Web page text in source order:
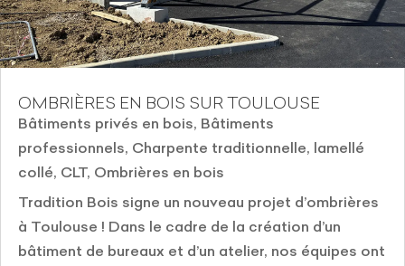
OMBRIÈRES EN BOIS SUR TOULOUSE
Bâtiments privés en bois, Bâtiments
professionnels, Charpente traditionnelle, lamellé
collé, CLT, Ombrières en bois
Tradition Bois signe un nouveau projet d’ombrières
à Toulouse ! Dans le cadre de la création d’un
bâtiment de bureaux et d’un atelier, nos équipes ont